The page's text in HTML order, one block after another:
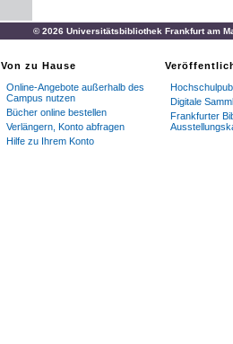
© 2026 Universitätsbibliothek Frankfurt am
Von zu Hause
Online-Angebote außerhalb des
Campus nutzen
Bücher online bestellen
Verlängern, Konto abfragen
Hilfe zu Ihrem Konto
Digitale
Frankfurter